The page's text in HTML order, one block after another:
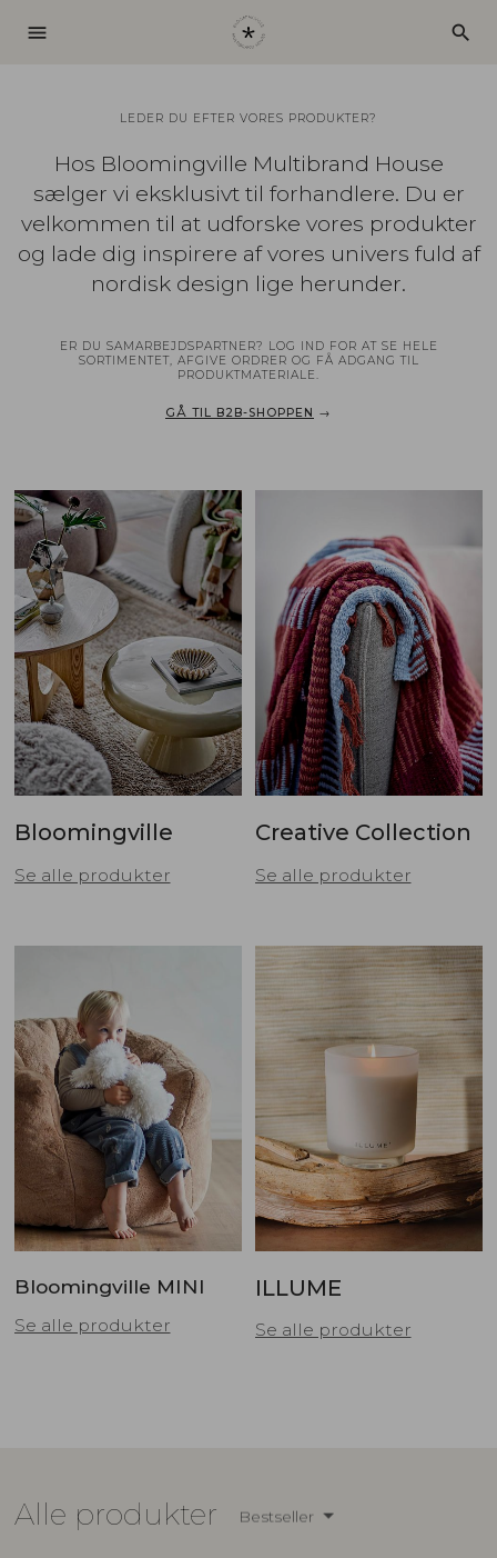
menu search
LEDER DU EFTER VORES PRODUKTER?
Hos Bloomingville Multibrand House
sælger vi eksklusivt til forhandlere. Du er
velkommen til at udforske vores produkter
og lade dig inspirere af vores univers fuld af
nordisk design lige herunder.
ER DU SAMARBEJDSPARTNER? LOG IND FOR AT SE HELE
SORTIMENTET, AFGIVE ORDRER OG FÅ ADGANG TIL
PRODUKTMATERIALE.
GÅ TIL B2B-SHOPPEN →
Bloomingville
Se alle produkter
Creative Collection
Se alle produkter
Bloomingville MINI
Se alle produkter
ILLUME
Se alle produkter
Alle produkter Bestseller